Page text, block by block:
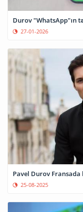
Durov "WhatsApp"ın
27-01-2026
Pavel Durov
25-08-2025